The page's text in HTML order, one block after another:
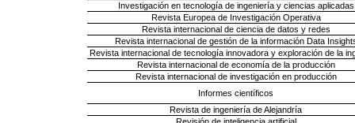
Investigación en tecnología de ingeniería y ciencias aplicadas
Revista Europea de Investigación Operativa
Revista internacional de ciencia de datos y redes
Revista internacional de gestión de la información Data
Revista internacional de tecnología innovadora y exploración de la
Revista internacional de economía de la producción
Revista internacional de investigación en producción
Informes científicos
Revista de ingeniería de Alejandría